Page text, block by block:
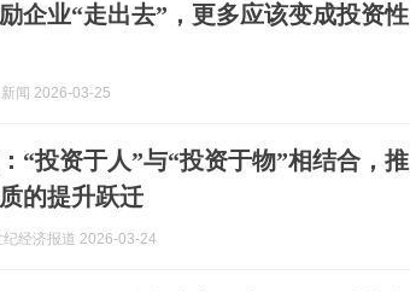
企业“走出去”，更多应该变成投资性
闻 2026-03-25
“投资于人”与“投资于物”相结合，推
的提升跃迁
纪经济报道 2026-03-24